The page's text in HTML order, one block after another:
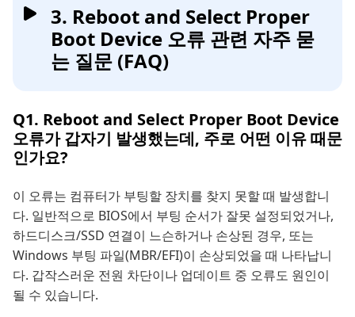
3. Reboot and Select Proper
Boot Device 오류 관련 자주 묻
는 질문 (FAQ)
Q1. Reboot and Select Proper Boot Device
오류가 갑자기 발생했는데, 주로 어떤 이유 때문
인가요?
이 오류는 컴퓨터가 부팅할 장치를 찾지 못할 때 발생합니
다. 일반적으로 BIOS에서 부팅 순서가 잘못 설정되었거나,
하드디스크/SSD 연결이 느슨하거나 손상된 경우, 또는
Windows 부팅 파일(MBR/EFI)이 손상되었을 때 나타납니
다. 갑작스러운 전원 차단이나 업데이트 중 오류도 원인이
될 수 있습니다.